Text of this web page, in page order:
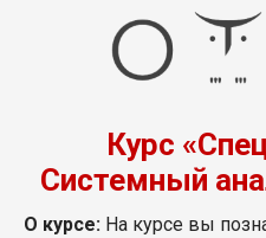
Курс
Системный
О курсе: На курсе вы